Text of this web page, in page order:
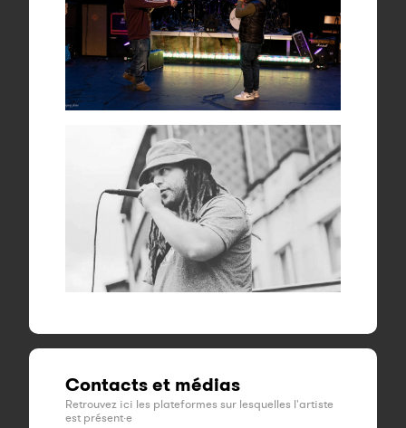
Contacts et médias
Retrouvez ici les plateformes sur lesquelles l'artiste
est présent·e